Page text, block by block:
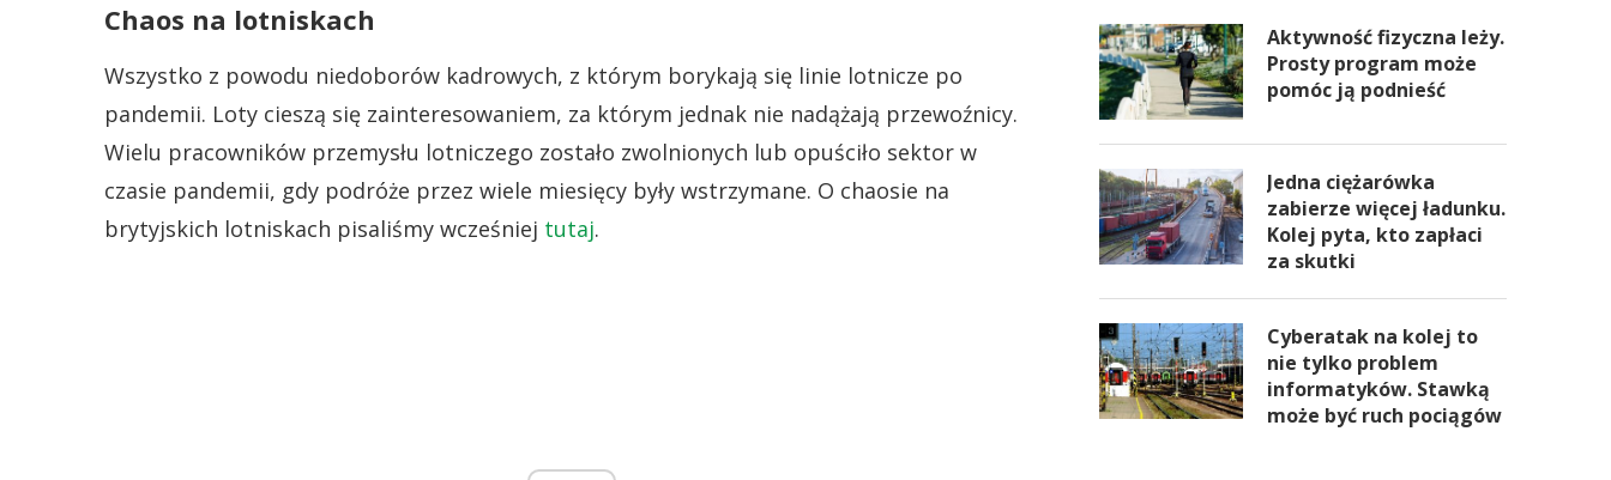
Chaos na lotniskach
Wszystko z powodu niedoborów kadrowych, z którym borykają się linie lotnicze po
pandemii. Loty cieszą się zainteresowaniem, za którym jednak nie nadążają przewoźnicy.
Wielu pracowników przemysłu lotniczego zostało zwolnionych lub opuściło sektor w
czasie pandemii, gdy podróże przez wiele miesięcy były wstrzymane. O chaosie na
brytyjskich lotniskach pisaliśmy wcześniej tutaj.
Aktywność fizyczna leży.
Prosty program może
pomóc ją podnieść
Jedna ciężarówka
zabierze więcej ładunku.
Kolej pyta, kto zapłaci
za skutki
Cyberatak na kolej to
nie tylko problem
informatyków. Stawką
może być ruch pociągów